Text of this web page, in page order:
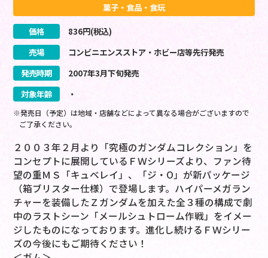
菓子・食品・食玩
価格 836円(税込)
売場
コンビニエンスストア・ホビー店等先行発売
発売時期
2007年3月下旬発売
対象年齢
・
※発売日（予定）は地域・店舗などによって異なる場合がございますので
ご了承ください。
２００３年２月より「究極のガンダムコレクション」を
コンセプトに展開しているＦＷシリーズより、ファン待
望の重ＭＳ「キュベレイ」、「ジ・O」が新パッケージ
（箱ブリスター仕様）で登場します。ハイパーメガラン
チャーを装備したＺガンダムを加えた全３種の構成で劇
中のラストシーン「メールシュトローム作戦」をイメー
ジしたものになっております。進化し続けるＦＷシリー
ズの今後にもご期待ください！